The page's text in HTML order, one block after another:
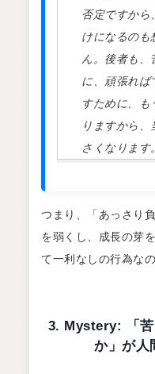
否定ですから
けになるのも
ん。後者も、
に、頑張れば
すために、も
りますから
さくなります。
つまり、「あっさり
を弱くし、成長の芽
て一利なしの行為なの
3. Mystery: 「苦
か」が人